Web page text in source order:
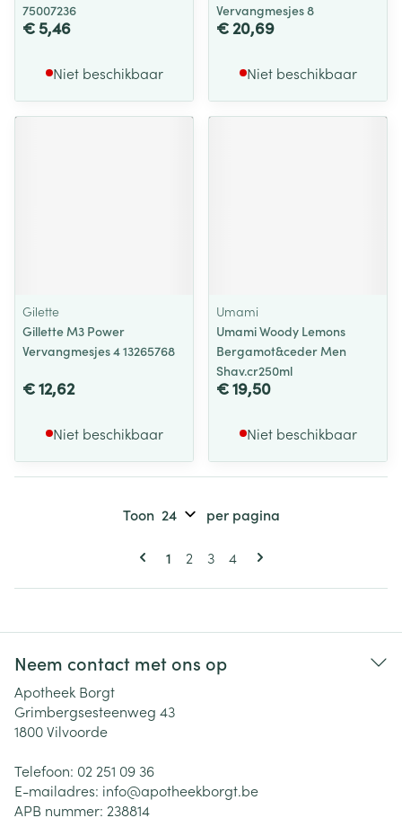
75007236
€ 5,46
Niet beschikbaar
Vervangmesjes 8
€ 20,69
Niet beschikbaar
Gilette
Gillette M3 Power
Vervangmesjes 4 13265768
€ 12,62
Niet beschikbaar
Umami
Umami Woody Lemons
Bergamot&ceder Men
Shav.cr250ml
€ 19,50
Niet beschikbaar
Pagina's
U lees momenteel pagina
1 Pagina
2 Pagina
3 Pagina
4
Toon per pagina
Neem contact met ons op
Apotheek Borgt
Grimbergsesteenweg 43
1800Vilvoorde
Telefoon: 02 251 09 36
E-mailadres: info@apotheekborgt.be
APB nummer: 238814